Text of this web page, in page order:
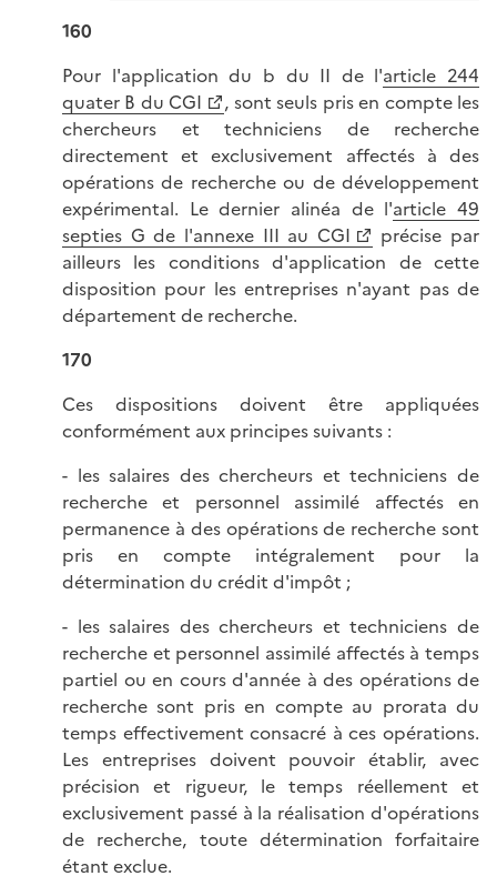
160
Pour l'application du b du II de l'article 244
quater B du CGI
, sont seuls pris en compte les
chercheurs et techniciens de recherche
directement et exclusivement affectés à des
opérations de recherche ou de développement
expérimental. Le dernier alinéa de l'article 49
septies G de l'annexe III au CGI
précise par
ailleurs les conditions d'application de cette
disposition pour les entreprises n'ayant pas de
département de recherche.
170
Ces dispositions doivent être appliquées
conformément aux principes suivants :
- les salaires des chercheurs et techniciens de
recherche et personnel assimilé affectés en
permanence à des opérations de recherche sont
pris en compte intégralement pour la
détermination du crédit d'impôt ;
- les salaires des chercheurs et techniciens de
recherche et personnel assimilé affectés à temps
partiel ou en cours d'année à des opérations de
recherche sont pris en compte au prorata du
temps effectivement consacré à ces opérations.
Les entreprises doivent pouvoir établir, avec
précision et rigueur, le temps réellement et
exclusivement passé à la réalisation d'opérations
de recherche, toute détermination forfaitaire
étant exclue.